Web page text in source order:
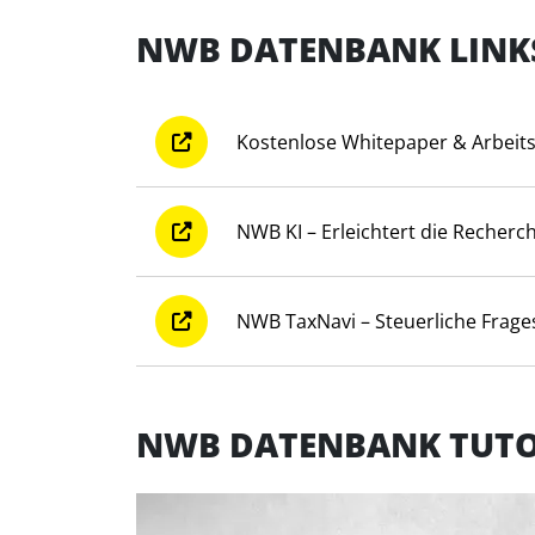
NWB DATENBANK
Kostenlose Whitepaper &
NWB KI – Erleichtert die
NWB TaxNavi – Steuerliche
NWB DATENBANK